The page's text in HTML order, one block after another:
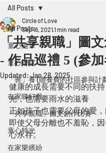
All Posts
童心隨筆
童心學堂
「善」養 (贍養費的社區參與計
在家睇好戲
「共享親職」圖文創作比賽
童心時光
在家樂繽紛
All Posts
「共享親職」圖
- 作品巡禮 5 (參
Circle of Love
Sep 16, 20211 min read
Updated:Jan 28, 2025
健康的成長需要不同的扶
光，也需要雨水的滋養
正如孩子也需要父母的愛
即使父母分離也不羞恥，
心永存。